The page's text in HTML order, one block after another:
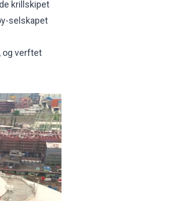
krillskipet
selskapet
og verftet